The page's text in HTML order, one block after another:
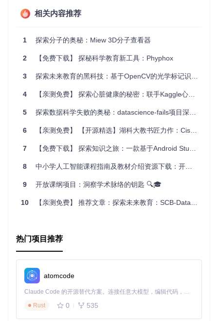
4、项目特点
全面性：涵盖多个知名的教育数据集，满足多元化研究需
易用性：提供了简单易懂的CLI（命令行界面）工具，一键
灵活性：支持数据格式转换，便于不同模型的应用。
分析工具。
总的来说，无论你是教育数据科学家，还是致力于开发教育应
索教育数据的无尽潜力！
要了解更多关于EduData的信息和详细教程，请访问官方文
通过GitHub上的讨论区与我们交流。
让我们携手开启教育数据的新旅程！
相关内容推荐
1 探索分子的奥秘：Miew 3D分子查看器
2 【免费下载】 探秘科学教育新工具：Phyphox
3 探索未来教育的黑科技：基于OpenCV的光学标记识别系统
4 【亲测免费】 探索心脏健康的秘密：联手Kaggle心脏病数据集，共创未来医疗科技新篇章
5 探索数据科学失败的奥秘：datascience-fails项目深度解析
6 【亲测免费】 【开源精选】湖科大教书匠力作：Cisco Packet Tracer 7.3中文语言包 —— 探索网络教育新维度
7 【免费下载】 探索知识之旅：一款基于Android Studio的高效答题APP
8 中小学人工智能课程指南及教材介绍资源下载：开启智能教育新篇章
9 开放课纲项目：洞察学术脉络的钥匙 🔍🎓
10 【亲测免费】 推荐文章：探索未来教育：SCB-Dataset3 - 开启智能课堂行为分析新纪元
热门项目推荐
atomcode
Claude Code 的开源替代方案。连接任意大模型，编辑代码，运行命令，自动验证 — 全自动执行。用 Rust 构建，极致性能。 ｜ An open-source alternative to Claude Code. Connect any LLM, edit code, run commands, and verify changes — autonomously. Built in Rust for speed. Get Started
Rust
0 535